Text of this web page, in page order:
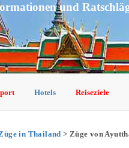
und
Hotels Reiseziele
in Thailand > Züge von